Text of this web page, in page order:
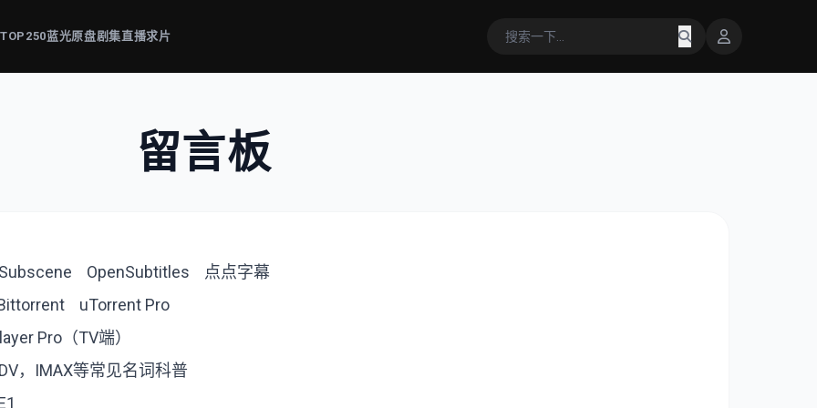
TOP250蓝光原盘剧集直播求片
留言板
OpenSubtitles
点点字幕
uTorrent Pro
Pro（TV端）
，IMAX等常见名词科普